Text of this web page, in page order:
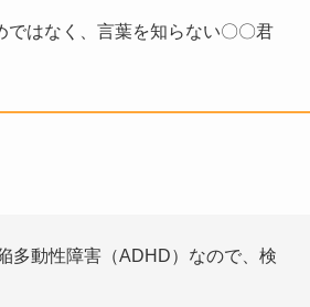
ではなく、言葉を知らない〇〇君
多動性障害（ADHD）なので、検